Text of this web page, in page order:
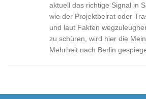
aktuell das richtige Signal in
wie der Projektbeirat oder
und laut Fakten
zu schüren, wird hier die
Mehrheit nach Berlin